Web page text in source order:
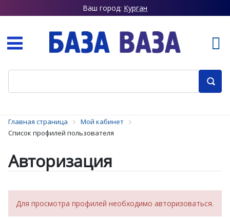
Ваш город: Курган
Главная страница
Мой кабинет
Список профилей пользователя
Авторизация
Для просмотра профилей необходимо авторизоваться.